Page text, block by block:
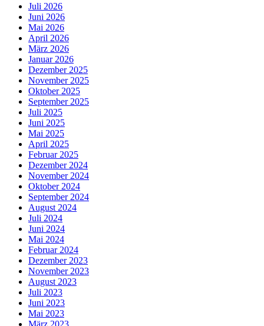
Juli 2026
Juni 2026
Mai 2026
April 2026
März 2026
Januar 2026
Dezember 2025
November 2025
Oktober 2025
September 2025
Juli 2025
Juni 2025
Mai 2025
April 2025
Februar 2025
Dezember 2024
November 2024
Oktober 2024
September 2024
August 2024
Juli 2024
Juni 2024
Mai 2024
Februar 2024
Dezember 2023
November 2023
August 2023
Juli 2023
Juni 2023
Mai 2023
März 2023